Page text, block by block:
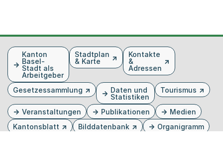
FusszeileKanton
Basel-
Stadt als
Arbeitgeber
Stadtplan
& Karte
Kontakte
&
Adressen
Gesetzessammlung
Daten und
Statistiken
Tourismus
Veranstaltungen Publikationen
Medien
Kantonsblatt
Bilddatenbank
Organigramm